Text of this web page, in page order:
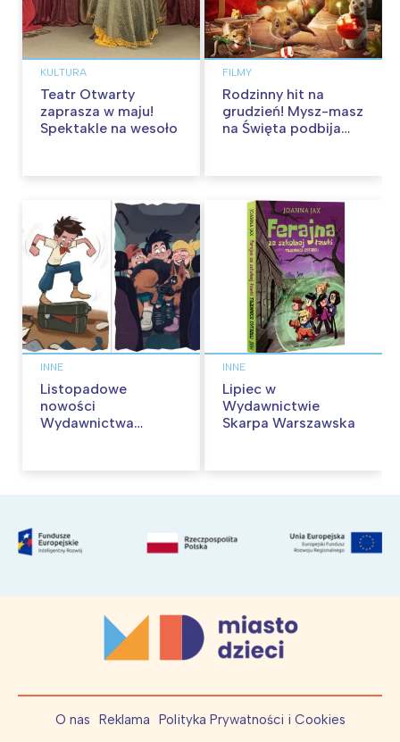
KULTURA
Teatr Otwarty
zaprasza w maju!
Spektakle na wesoło
FILMY
Rodzinny hit na
grudzień! Mysz-masz
na Święta podbija
INNE
Listopadowe
nowości
Wydawnictwa
INNE
Lipiec w
Wydawnictwie
Skarpa Warszawska
O nas Reklama Polityka Prywatności i Cookies